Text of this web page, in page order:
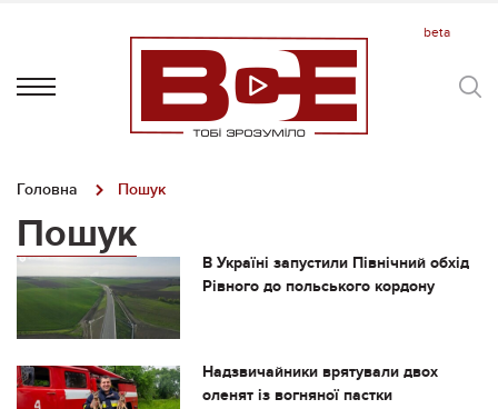
Головна Пошук
Пошук
В Україні запустили Північний обхід
Рівного до польського кордону
Надзвичайники врятували двох
оленят із вогняної пастки